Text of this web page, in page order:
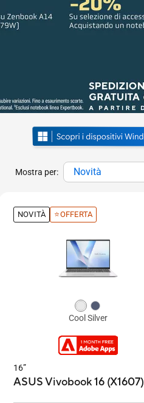
Mostra per: Novità
NOVITÀ ⭐OFFERTA
Cool Silver
16”
ASUS Vivobook 16 (X1607)